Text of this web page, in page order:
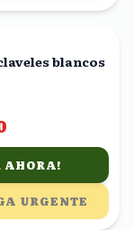
blancos
AHORA!
URGENTE